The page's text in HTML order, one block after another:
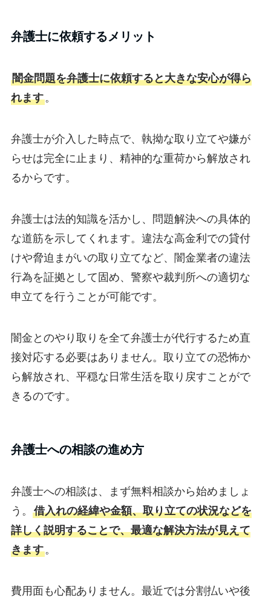
弁護士に依頼するメリット
闇金問題を弁護士に依頼すると大きな安心が得ら
れます。
弁護士が介入した時点で、執拗な取り立てや嫌が
らせは完全に止まり、精神的な重荷から解放され
るからです。
弁護士は法的知識を活かし、問題解決への具体的
な道筋を示してくれます。違法な高金利での貸付
けや脅迫まがいの取り立てなど、闇金業者の違法
行為を証拠として固め、警察や裁判所への適切な
申立てを行うことが可能です。
闇金とのやり取りを全て弁護士が代行するため直
接対応する必要はありません。取り立ての恐怖か
ら解放され、平穏な日常生活を取り戻すことがで
きるのです。
弁護士への相談の進め方
弁護士への相談は、まず無料相談から始めましょ
う。 借入れの経緯や金額、取り立ての状況などを
詳しく説明することで、最適な解決方法が見えて
きます。
費用面も心配ありません。最近では分割払いや後